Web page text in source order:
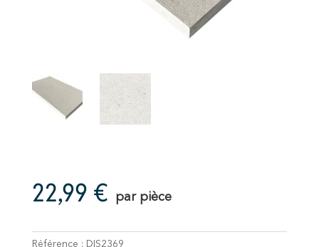
22,99 € par pièce
Référence : DIS2369